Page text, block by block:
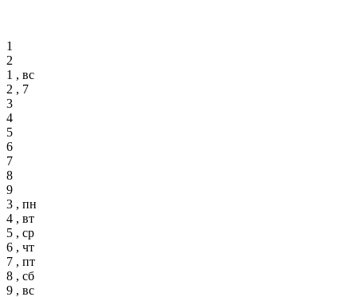
1
2
1 , вс
2 , 7
3
4
5
6
7
8
9
3 , пн
4 , вт
5 , ср
6 , чт
7 , пт
8 , сб
9 , вс